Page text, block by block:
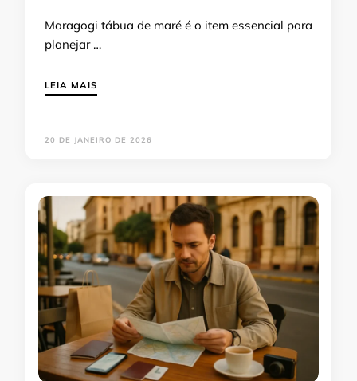
Maragogi tábua de maré é o item essencial para
planejar …
LEIA MAIS
20 DE JANEIRO DE 2026